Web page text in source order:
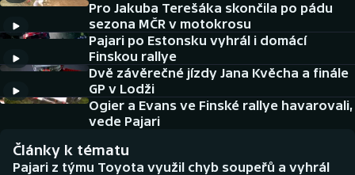
Cyklistika
DALŠÍ SPORTY
Americký fotbal
Baseball a softbal
Basketbal
NEPŘEHLÉDNĚTE
Historické návraty
Pro Jakuba Terešáka skončila po pádu
sezona MČR v motokrosu
Pajari po Estonsku vyhrál i domácí
Finskou rallye
Dvě závěrečné jízdy Jana Kvěcha a finále
GP v Lodži
Ogier a Evans ve Finské rallye havarovali,
vede Pajari
Články k tématu
Pajari z týmu Toyota využil chyb soupeřů a vyhrál